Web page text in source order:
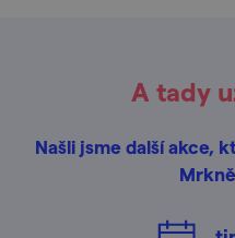
A tady
Našli jsme další akce,